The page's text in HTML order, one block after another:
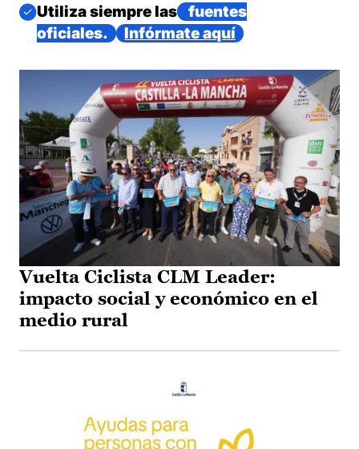
Imagen
Utiliza siempre las
fuentes
oficiales.
Infórmate aquí
Vuelta Ciclista CLM Leader:
impacto social y económico en el
medio rural